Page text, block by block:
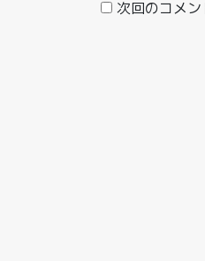
次回のコメ